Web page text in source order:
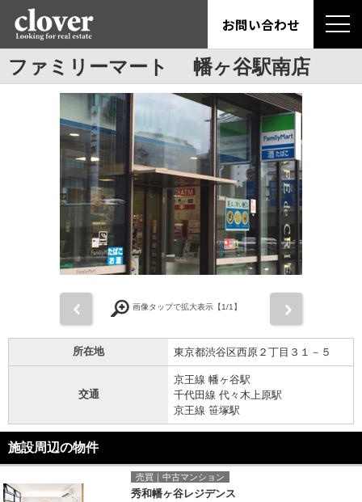
お問い合わせ
ファミリーマート 幡ヶ谷駅南店
画像タップで拡大表示【1/1】
所在地 東京都渋谷区西原２丁目３１－５
交通
京王線 幡ヶ谷駅
千代田線 代々木上原駅
京王線 笹塚駅
施設周辺の物件
売買｜中古マンション
秀和幡ヶ谷レジデンス